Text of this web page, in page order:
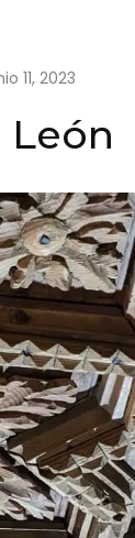
11, 2023
León